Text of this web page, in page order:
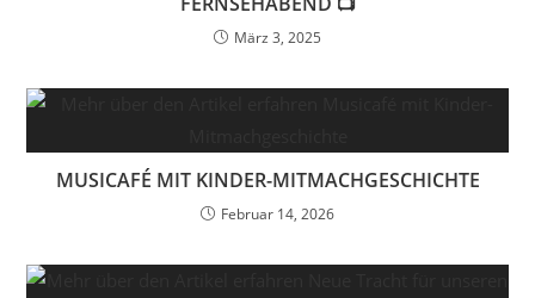
März 3, 2025
MUSICAFÉ MIT KINDER-MITMACHGESCHICHTE
Februar 14, 2026